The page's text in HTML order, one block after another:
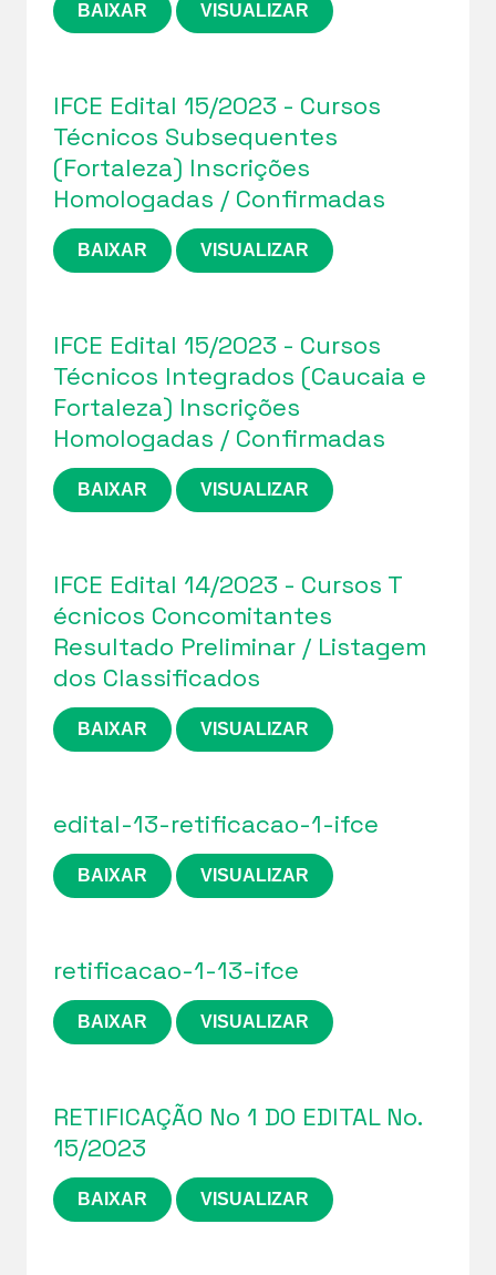
BAIXAR VISUALIZAR
IFCE Edital 15/2023 - Cursos
Técnicos Subsequentes
(Fortaleza) Inscrições
Homologadas / Confirmadas
BAIXAR VISUALIZAR
IFCE Edital 15/2023 - Cursos
Técnicos Integrados (Caucaia e
Fortaleza) Inscrições
Homologadas / Confirmadas
BAIXAR VISUALIZAR
IFCE Edital 14/2023 - Cursos T
écnicos Concomitantes
Resultado Preliminar / Listagem
dos Classificados
BAIXAR VISUALIZAR
edital-13-retificacao-1-ifce
BAIXAR VISUALIZAR
retificacao-1-13-ifce
BAIXAR VISUALIZAR
RETIFICAÇÃO No 1 DO EDITAL No.
15/2023
BAIXAR VISUALIZAR